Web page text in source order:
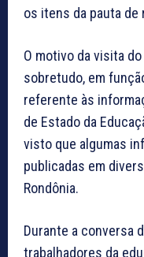
os itens da pauta de
O motivo da visita
sobretudo, em
referente às
de Estado da
visto que algumas
publicadas em
Rondônia.
Durante a conversa
trabalhadores da